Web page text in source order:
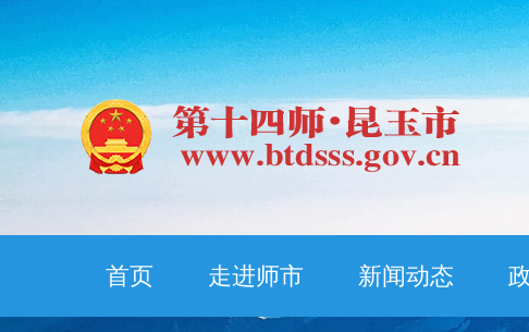
首页 走进师市 新闻动态